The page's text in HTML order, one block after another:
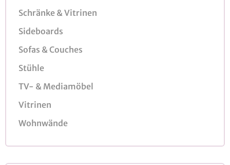
Schränke & Vitrinen
Sideboards
Sofas & Couches
Stühle
TV- & Mediamöbel
Vitrinen
Wohnwände